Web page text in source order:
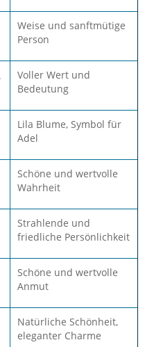
Weise und sanftmütige
Person
Voller Wert und
Bedeutung
Lila Blume, Symbol für
Adel
Schöne und wertvolle
Wahrheit
Strahlende und
friedliche Persönlichkeit
Schöne und wertvolle
Anmut
Natürliche Schönheit,
eleganter Charme